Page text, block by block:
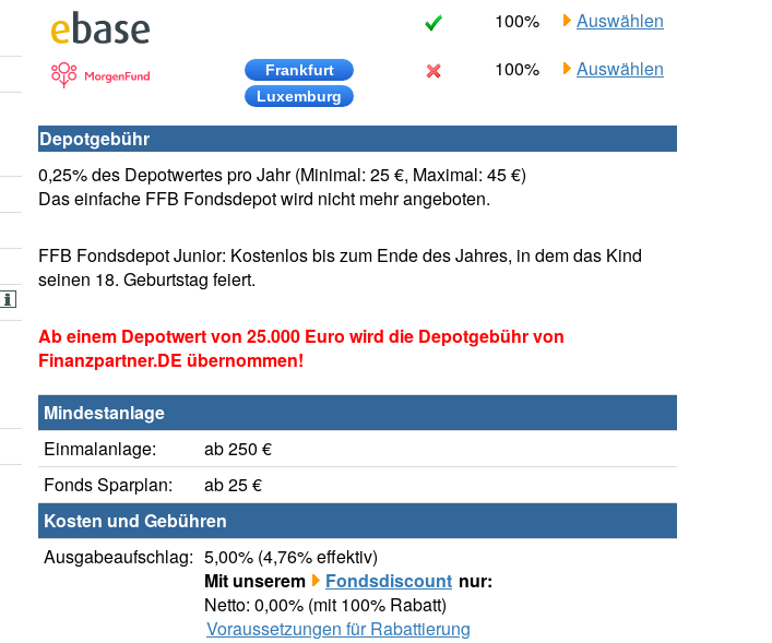
100%
Auswählen
Frankfurt
Luxemburg
100% Auswählen
Depotgebühr
0,25% des Depotwertes pro Jahr (Minimal: 25 €, Maximal: 45 €)
Das einfache FFB Fondsdepot wird nicht mehr angeboten.
FFB Fondsdepot Junior: Kostenlos bis zum Ende des Jahres, in dem das Kind
seinen 18. Geburtstag feiert.
Ab einem Depotwert von 25.000 Euro wird die Depotgebühr von
Finanzpartner.DE übernommen!
Mindestanlage
Einmalanlage:
ab 250 €
Fonds Sparplan:
ab 25 €
Kosten und Gebühren
Ausgabeaufschlag: 5,00% (4,76% effektiv)
Mit unserem
Fondsdiscount nur:
Netto: 0,00% (mit 100% Rabatt)
Voraussetzungen für Rabattierung